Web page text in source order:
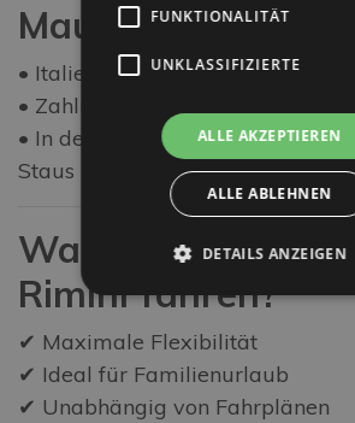
Maut, Verkehr &
• Italienische Autobahnen sind
• Zahlung per Karte oder bar
• In der Hauptsaison (Juli &
Staus kommen.
Warum mit dem
Rimini fahren?
✔ Maximale Flexibilität
✔ Ideal für Familienurlaub
✔ Unabhängig von Fahrplänen
FUNKTIONALITÄT
UNKLASSIFIZIERTE
ALLE AKZEPTIEREN
ALLE ABLEHNEN
DETAILS ANZEIGEN